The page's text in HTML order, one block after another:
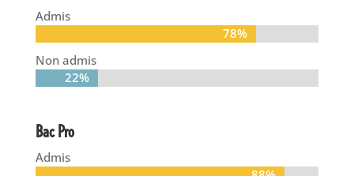
Admis
78%
78%
Non admis
22%
22%
Bac Pro
Admis